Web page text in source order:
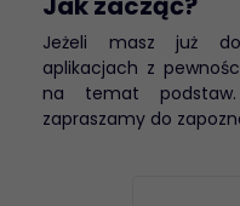
Jeżeli masz już
aplikacjach z
na temat
zapraszamy do